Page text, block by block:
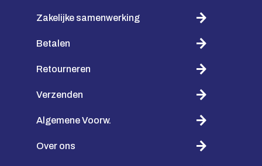
Zakelijke samenwerking
Betalen
Retourneren
Verzenden
Algemene Voorw.
Over ons